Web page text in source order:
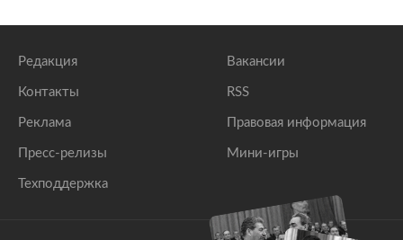
Редакция
Контакты
Реклама
Пресс-релизы
Техподдержка
Вакансии
RSS
Правовая информация
Мини-игры